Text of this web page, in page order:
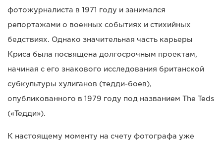
фотожурналиста в 1971 году и занимался
репортажами о военных событиях и стихийных
бедствиях. Однако значительная часть карьеры
Криса была посвящена долгосрочным проектам,
начиная с его знакового исследования британской
субкультуры хулиганов (тедди-боев),
опубликованного в 1979 году под названием The Teds
(«Тедди»).
К настоящему моменту на счету фотографа уже